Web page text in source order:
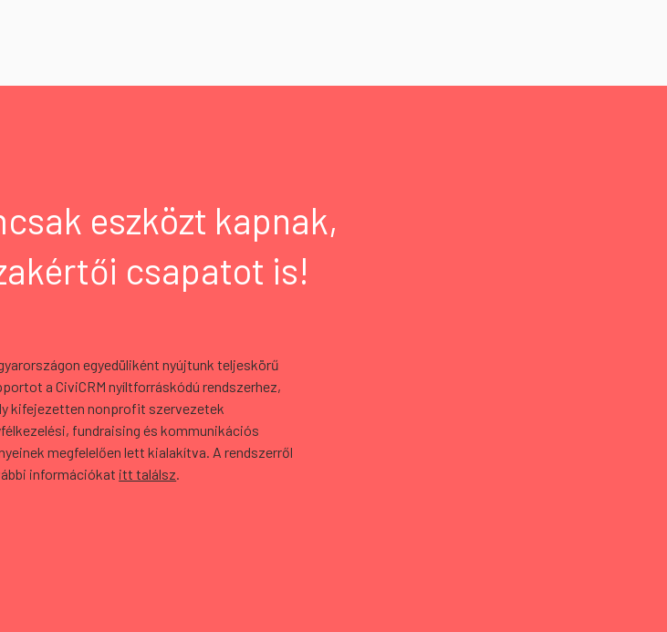
eszközt kapnak,
csapatot is!
egyedüliként nyújtunk teljeskörű
a CiviCRM nyíltforráskódú rendszerhez,
kifejezetten nonprofit szervezetek
fundraising és kommunikációs
megfelelően lett kialakítva. A rendszerről
információkat itt találsz.